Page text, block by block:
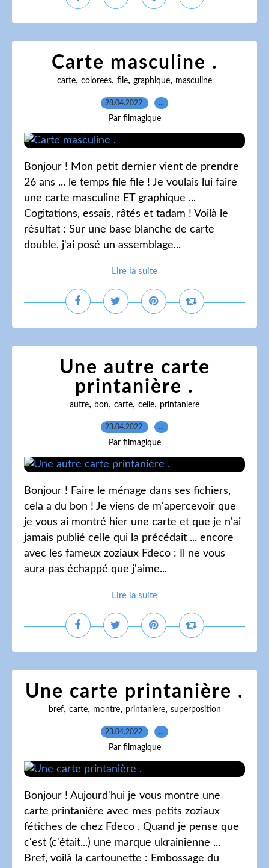
Carte masculine .
carte, colorees, file, graphique, masculine
28.04.2022 …
Par filmagique
Bonjour ! Mon petit dernier vient de prendre
26 ans ... le temps file file ! Je voulais lui faire
une carte masculine ET graphique ...
Cogitations, essais, râtés et tadam ! Voilà le
résultat : Sur une base blanche de carte
double, j'ai posé un assemblage...
Lire la suite
Une autre carte
printanière .
autre, bon, carte, celle, printaniere
23.04.2022 …
Par filmagique
Bonjour ! Faire le ménage dans ses fichiers,
cela a du bon ! Je viens de m'apercevoir que
je vous ai montré hier une carte et que je n'ai
jamais publié celle qui la précédait ... encore
avec les fameux zoziaux Fdeco : Il ne vous
aura pas échappé que j'aime...
Lire la suite
Une carte printanière .
bref, carte, montre, printaniere, superposition
23.04.2022 …
Par filmagique
Bonjour ! Aujourd'hui je vous montre une
carte printanière avec mes petits zoziaux
fétiches de chez Fdeco . Quand je pense que
c'est (c'était...) une marque ukrainienne ...
Bref, voilà la cartounette : Embossage du